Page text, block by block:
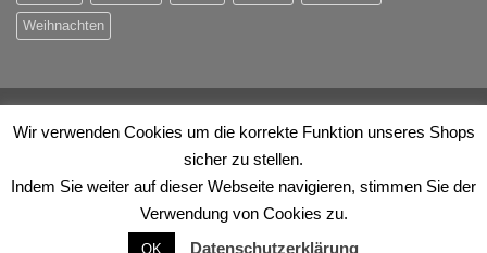
Weihnachten
Visa MasterCard
Eps Rechung
KONTAKT IHRE VORTEILE
© 2026Evino Handels OG. Alle Rechte vorbehalten.
VERTRAG WIDERRUFEN
Wir verwenden Cookies um die korrekte Funktion unseres Shops
sicher zu stellen.
Indem Sie weiter auf dieser Webseite navigieren, stimmen Sie der
Verwendung von Cookies zu.
OK Datenschutzerklärung